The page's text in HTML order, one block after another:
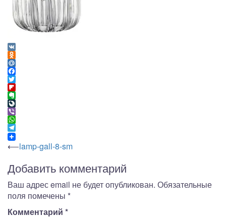
VK
Odnoklassniki
Mail.Ru
Facebook
Twitter
Flipboard
Evernote
LiveJournal
Viber
WhatsApp
Telegram
Навигация
по
записям
⟵lamp-gall-8-sm
Добавить комментарий
Ваш адрес email не будет опубликован. Обязательные
поля помечены *
Комментарий *